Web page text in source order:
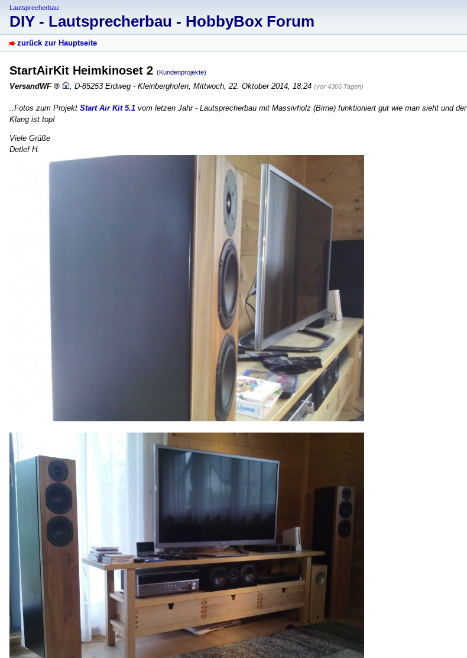
Lautsprecherbau
DIY - Lautsprecherbau - HobbyBox Forum
zurück zur Hauptseite
StartAirKit Heimkinoset 2 (Kundenprojekte)
VersandWF , D-85253 Erdweg - Kleinberghofen, Mittwoch, 22. Oktober 2014, 18:24 (vor 4306 Tagen)
..Fotos zum Projekt Start Air Kit 5.1 vom letzen Jahr - Lautsprecherbau mit Massivholz (Birne) funktioniert gut wie man sieht und der
Klang ist top!
Viele Grüße
Detlef H.